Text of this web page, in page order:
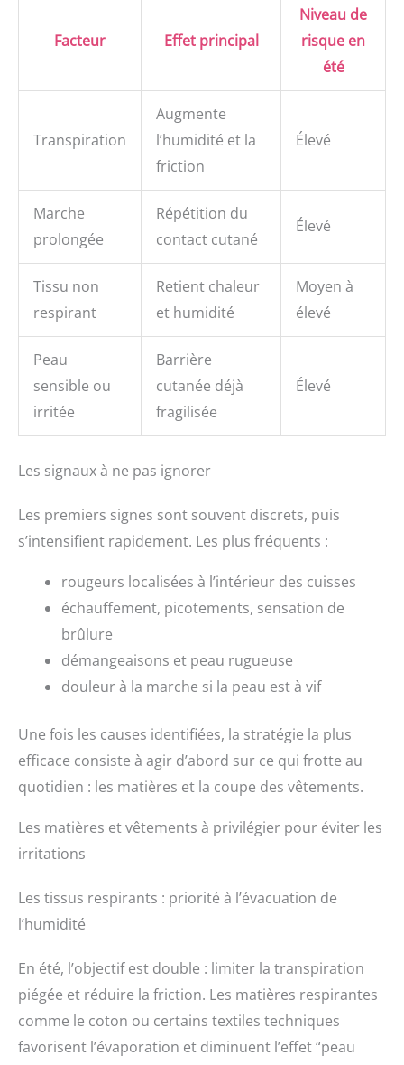
Facteur Effet principal
Niveau de
risque en
été
Transpiration
Augmente
l’humidité et la
friction
Élevé
Marche
prolongée
Répétition du
contact cutané
Élevé
Tissu non
respirant
Retient chaleur
et humidité
Moyen à
élevé
Peau
sensible ou
irritée
Barrière
cutanée déjà
fragilisée
Élevé
Les signaux à ne pas ignorer
Les premiers signes sont souvent discrets, puis
s’intensifient rapidement. Les plus fréquents :
rougeurs localisées à l’intérieur des cuisses
échauffement, picotements, sensation de
brûlure
démangeaisons et peau rugueuse
douleur à la marche si la peau est à vif
Une fois les causes identifiées, la stratégie la plus
efficace consiste à agir d’abord sur ce qui frotte au
quotidien : les matières et la coupe des vêtements.
Les matières et vêtements à privilégier pour éviter les
irritations
Les tissus respirants : priorité à l’évacuation de
l’humidité
En été, l’objectif est double : limiter la transpiration
piégée et réduire la friction. Les matières respirantes
comme le coton ou certains textiles techniques
favorisent l’évaporation et diminuent l’effet “peau